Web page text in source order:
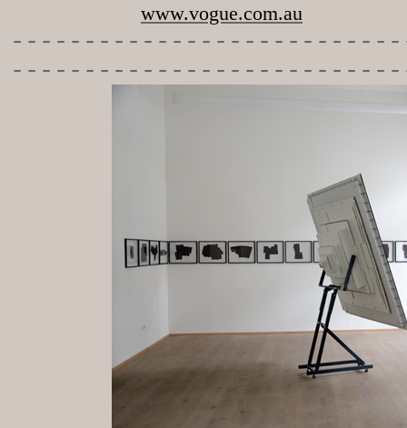
www.vogue.com.au
-----------